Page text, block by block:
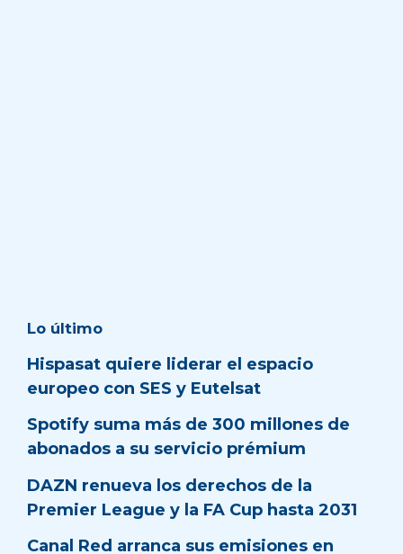
Lo último
Hispasat quiere liderar el espacio
europeo con SES y Eutelsat
Spotify suma más de 300 millones de
abonados a su servicio prémium
DAZN renueva los derechos de la
Premier League y la FA Cup hasta 2031
Canal Red arranca sus emisiones en